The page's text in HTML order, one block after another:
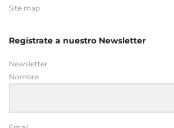
Site map
Regístrate a nuestro Newsletter
Newsletter
Nombre